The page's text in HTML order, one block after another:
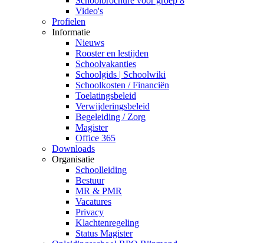
Video's
Profielen
Informatie
Nieuws
Rooster en lestijden
Schoolvakanties
Schoolgids | Schoolwiki
Schoolkosten / Financiën
Toelatingsbeleid
Verwijderingsbeleid
Begeleiding / Zorg
Magister
Office 365
Downloads
Organisatie
Schoolleiding
Bestuur
MR & PMR
Vacatures
Privacy
Klachtenregeling
Status Magister